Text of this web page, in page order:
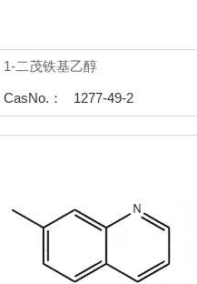
1-二茂铁基乙醇
CasNo.： 1277-49-2